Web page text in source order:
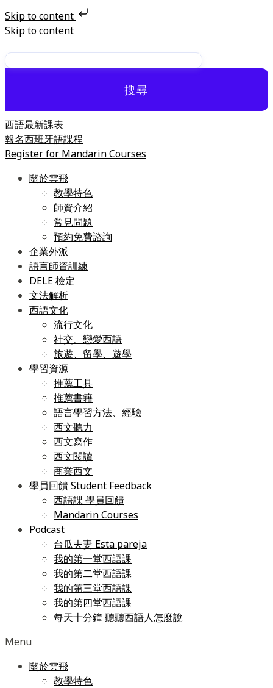
Skip to content
Skip to content
搜尋
西語最新課表
報名西班牙語課程
Register for Mandarin Courses
關於雲飛
教學特色
師資介紹
常見問題
預約免費諮詢
企業外派
語言師資訓練
DELE 檢定
文法解析
西語文化
流行文化
社交、戀愛西語
旅遊、留學、遊學
學習資源
推薦工具
推薦書籍
語言學習方法、經驗
西文聽力
西文寫作
西文閱讀
商業西文
學員回饋 Student Feedback
西語課 學員回饋
Mandarin Courses
Podcast
台瓜夫妻 Esta pareja
我的第一堂西語課
我的第二堂西語課
我的第三堂西語課
我的第四堂西語課
每天十分鐘 聽聽西語人怎麼說
Menu
關於雲飛
教學特色